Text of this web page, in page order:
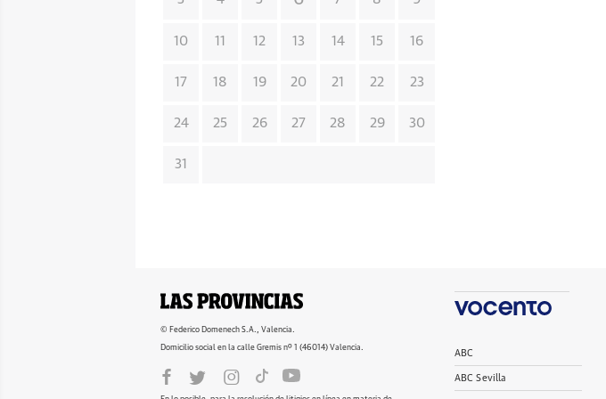
10 11 12 13 14 15 16
17 18 19 20 21 22 23
24 25 26 27 28 29 30
31
© Federico Domenech S.A., Valencia.
Domicilio social en la calle Gremis nº 1 (46014) Valencia.
ABC
ABC Sevilla